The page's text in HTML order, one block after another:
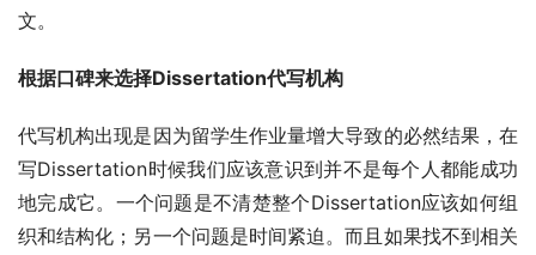
文。
根据口碑来选择Dissertation代写机构
代写机构出现是因为留学生作业量增大导致的必然结果，在
写Dissertation时候我们应该意识到并不是每个人都能成功
地完成它。一个问题是不清楚整个Dissertation应该如何组
织和结构化；另一个问题是时间紧迫。而且如果找不到相关